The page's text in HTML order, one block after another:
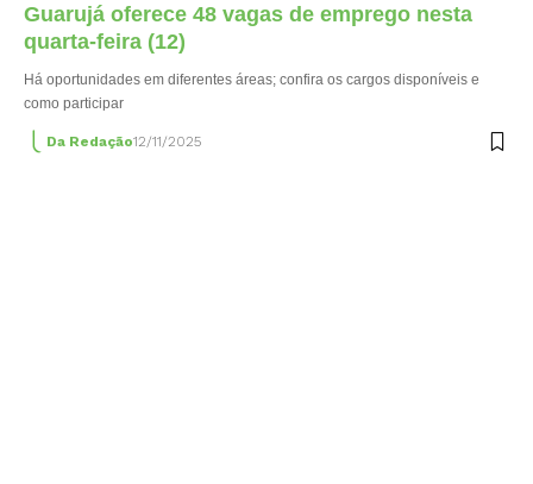
Guarujá oferece 48 vagas de emprego nesta
quarta-feira (12)
Há oportunidades em diferentes áreas; confira os cargos disponíveis e
como participar
Da Redação12/11/2025